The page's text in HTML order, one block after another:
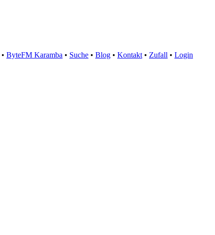
• ByteFM Karamba • Suche • Blog • Kontakt • Zufall • Login